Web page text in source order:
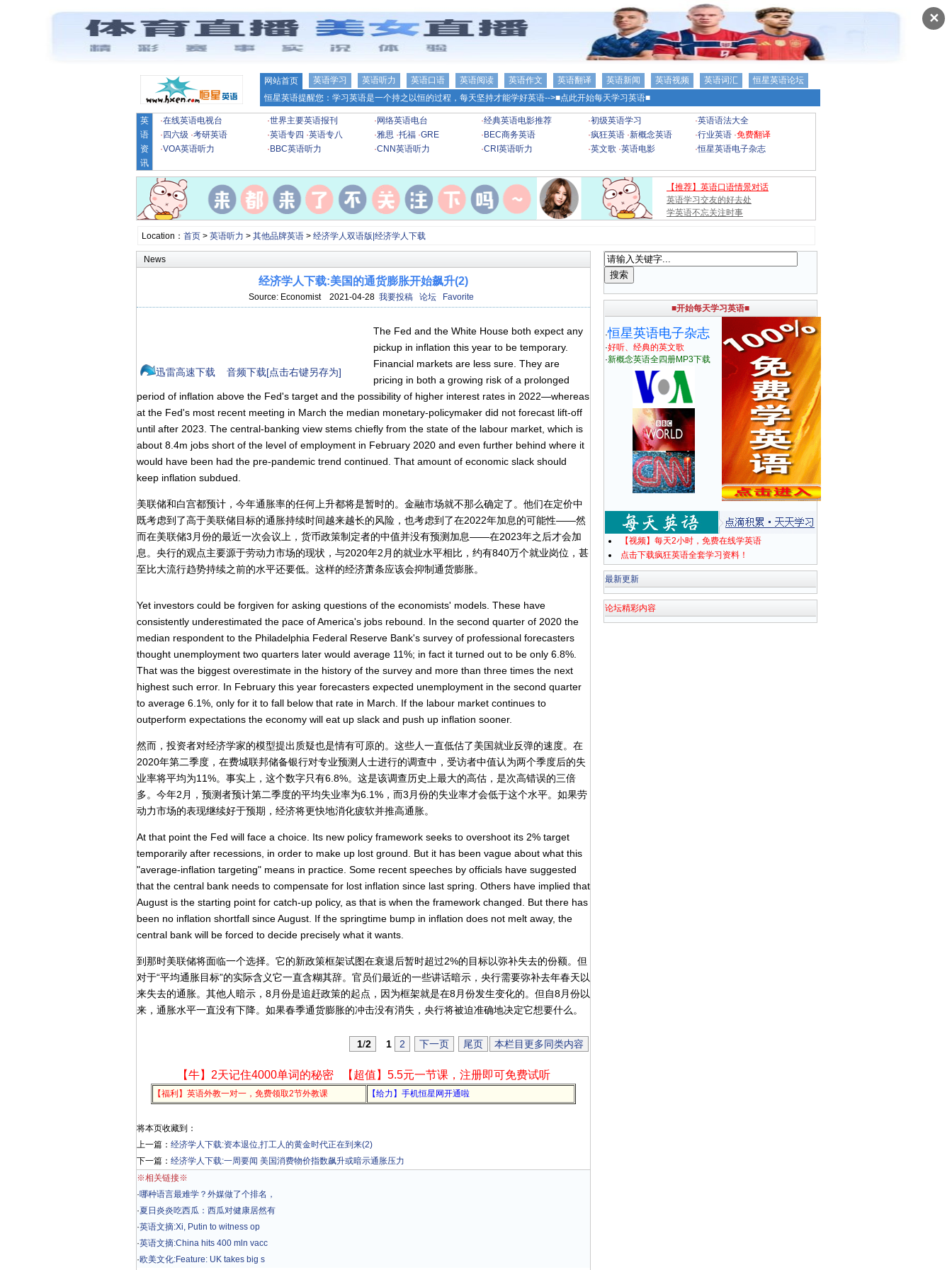
✕
网站首页 英语学习 英语听力 英语口语 英语阅读 英语作文 英语翻译 英语新闻 英语视频 英语词汇
恒星英语论坛
恒星英语提醒您：学习英语是一个持之以恒的过程，每天坚持才能学好英语-->■点此开始每天学习英语■
英
语
资
讯
·在线英语电视台 ·世界主要英语报刊 · 网络英语电台 ·经典英语电影推荐 ·初级英语学习 ·英语语法大全
· 四六级 ·考研英语 ·英语专四 ·英语专八 ·雅思 ·托福 ·GRE · BEC商务英语 ·疯狂英语 ·新概念英语 ·行业英语 ·免费翻译
·VOA英语听力 · BBC英语听力 ·CNN英语听力 ·CRI英语听力 ·英文歌 ·英语电影 ·恒星英语电子杂志
【推荐】英语口语情景对话
英语学习交友的好去处
学英语不忘关注时事
Location： 首页> 英语听力 > 其他品牌英语> 经济学人双语版|经济学人下载
News
经济学人下载:美国的通货膨胀开始飙升(2)
Source: Economist 2021-04-28 我要投稿 论坛 Favorite
迅雷高速下载 音频下载[点击右键另存为]
The Fed and the White House both expect any
pickup in inflation this year to be temporary.
Financial markets are less sure. They are
pricing in both a growing risk of a prolonged
period of inflation above the Fed's target and the possibility of higher interest rates in 2022—whereas
at the Fed's most recent meeting in March the median monetary-policymaker did not forecast lift-off
until after 2023. The central-banking view stems chiefly from the state of the labour market, which is
about 8.4m jobs short of the level of employment in February 2020 and even further behind where it
would have been had the pre-pandemic trend continued. That amount of economic slack should
keep inflation subdued.
美联储和白宫都预计，今年通胀率的任何上升都将是暂时的。金融市场就不那么确定了。他们在定价中
既考虑到了高于美联储目标的通胀持续时间越来越长的风险，也考虑到了在2022年加息的可能性——然
而在美联储3月份的最近一次会议上，货币政策制定者的中值并没有预测加息——在2023年之后才会加
息。央行的观点主要源于劳动力市场的现状，与2020年2月的就业水平相比，约有840万个就业岗位，甚
至比大流行趋势持续之前的水平还要低。这样的经济萧条应该会抑制通货膨胀。
Yet investors could be forgiven for asking questions of the economists' models. These have
consistently underestimated the pace of America's jobs rebound. In the second quarter of 2020 the
median respondent to the Philadelphia Federal Reserve Bank's survey of professional forecasters
thought unemployment two quarters later would average 11%; in fact it turned out to be only 6.8%.
That was the biggest overestimate in the history of the survey and more than three times the next
highest such error. In February this year forecasters expected unemployment in the second quarter
to average 6.1%, only for it to fall below that rate in March. If the labour market continues to
outperform expectations the economy will eat up slack and push up inflation sooner.
然而，投资者对经济学家的模型提出质疑也是情有可原的。这些人一直低估了美国就业反弹的速度。在
2020年第二季度，在费城联邦储备银行对专业预测人士进行的调查中，受访者中值认为两个季度后的失
业率将平均为11%。事实上，这个数字只有6.8%。这是该调查历史上最大的高估，是次高错误的三倍
多。今年2月，预测者预计第二季度的平均失业率为6.1%，而3月份的失业率才会低于这个水平。如果劳
动力市场的表现继续好于预期，经济将更快地消化疲软并推高通胀。
At that point the Fed will face a choice. Its new policy framework seeks to overshoot its 2% target
temporarily after recessions, in order to make up lost ground. But it has been vague about what this
"average-inflation targeting" means in practice. Some recent speeches by officials have suggested
that the central bank needs to compensate for lost inflation since last spring. Others have implied that
August is the starting point for catch-up policy, as that is when the framework changed. But there has
been no inflation shortfall since August. If the springtime bump in inflation does not melt away, the
central bank will be forced to decide precisely what it wants.
到那时美联储将面临一个选择。它的新政策框架试图在衰退后暂时超过2%的目标以弥补失去的份额。但
对于“平均通胀目标”的实际含义它一直含糊其辞。官员们最近的一些讲话暗示，央行需要弥补去年春天以
来失去的通胀。其他人暗示，8月份是追赶政策的起点，因为框架就是在8月份发生变化的。但自8月份以
来，通胀水平一直没有下降。如果春季通货膨胀的冲击没有消失，央行将被迫准确地决定它想要什么。
1/2 1 2 下一页 尾页 本栏目更多同类内容
【牛】2天记住4000单词的秘密 【超值】5.5元一节课，注册即可免费试听
【福利】英语外教一对一，免费领取2节外教课 【给力】手机恒星网开通啦
将本页收藏到：
上一篇： 经济学人下载:资本退位,打工人的黄金时代正在到来(2)
下一篇： 经济学人下载:一周要闻 美国消费物价指数飙升或暗示通胀压力
※相关链接※
·哪种语言最难学？外媒做了个排名，
·夏日炎炎吃西瓜：西瓜对健康居然有
·英语文摘:Xi, Putin to witness op
·英语文摘:China hits 400 mln vacc
·欧美文化:Feature: UK takes big s
■开始每天学习英语■
·恒星英语电子杂志
·好听、经典的英文歌
·新概念英语全四册MP3下载
【视频】每天2小时，免费在线学英语
点击下载疯狂英语全套学习资料！
最新更新
论坛精彩内容